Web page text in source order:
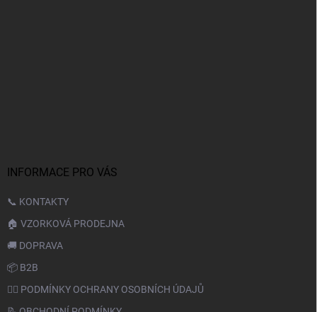
INFORMACE PRO VÁS
📞 KONTAKTY
🏠 VZORKOVÁ PRODEJNA
🚚 DOPRAVA
📦 B2B
🙆‍♂️ PODMÍNKY OCHRANY OSOBNÍCH ÚDAJŮ